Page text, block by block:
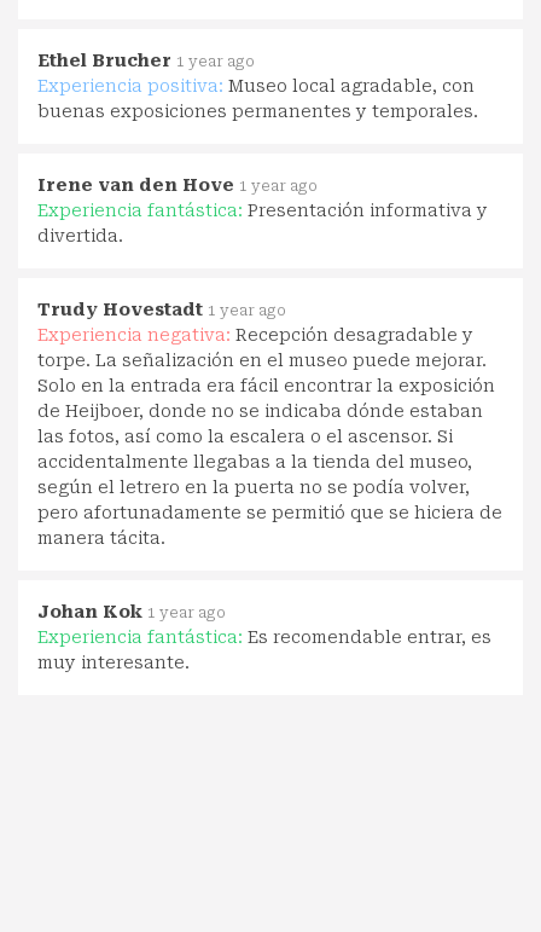
Ethel Brucher 1 year ago
Experiencia positiva: Museo local agradable, con
buenas exposiciones permanentes y temporales.
Irene van den Hove 1 year ago
Experiencia fantástica: Presentación informativa y
divertida.
Trudy Hovestadt 1 year ago
Experiencia negativa: Recepción desagradable y
torpe. La señalización en el museo puede mejorar.
Solo en la entrada era fácil encontrar la exposición
de Heijboer, donde no se indicaba dónde estaban
las fotos, así como la escalera o el ascensor. Si
accidentalmente llegabas a la tienda del museo,
según el letrero en la puerta no se podía volver,
pero afortunadamente se permitió que se hiciera de
manera tácita.
Johan Kok 1 year ago
Experiencia fantástica: Es recomendable entrar, es
muy interesante.